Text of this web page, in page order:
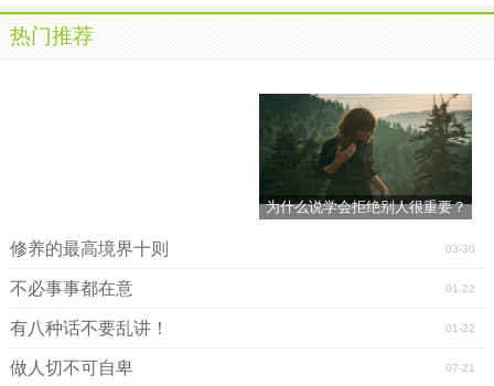
热门推荐
为什么说学会拒绝别人很重要？
03-30
修养的最高境界十则
01-22
不必事事都在意
01-22
有八种话不要乱讲！
07-21
做人切不可自卑